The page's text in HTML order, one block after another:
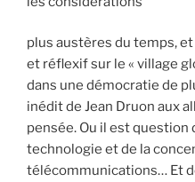
plus austères du temps,
et réflexif sur le « village
dans une démocratie de
inédit de Jean Druon aux
pensée. Ou il est
technologie et de la
télécommunications… Et